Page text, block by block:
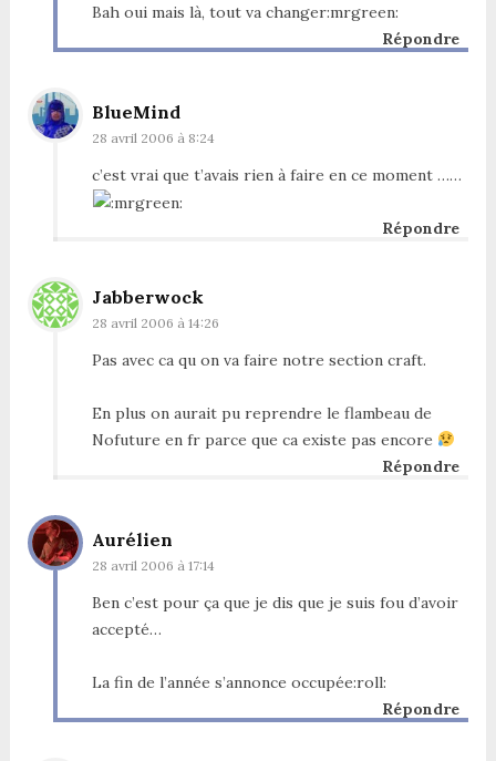
Bah oui mais là, tout va changer:mrgreen:
Répondre
BlueMind
28 avril 2006 à 8:24
c’est vrai que t’avais rien à faire en ce moment ……
Répondre
Jabberwock
28 avril 2006 à 14:26
Pas avec ca qu on va faire notre section craft.
En plus on aurait pu reprendre le flambeau de
Nofuture en fr parce que ca existe pas encore
Répondre
Aurélien
28 avril 2006 à 17:14
Ben c’est pour ça que je dis que je suis fou d’avoir
accepté…
La fin de l’année s’annonce occupée:roll:
Répondre